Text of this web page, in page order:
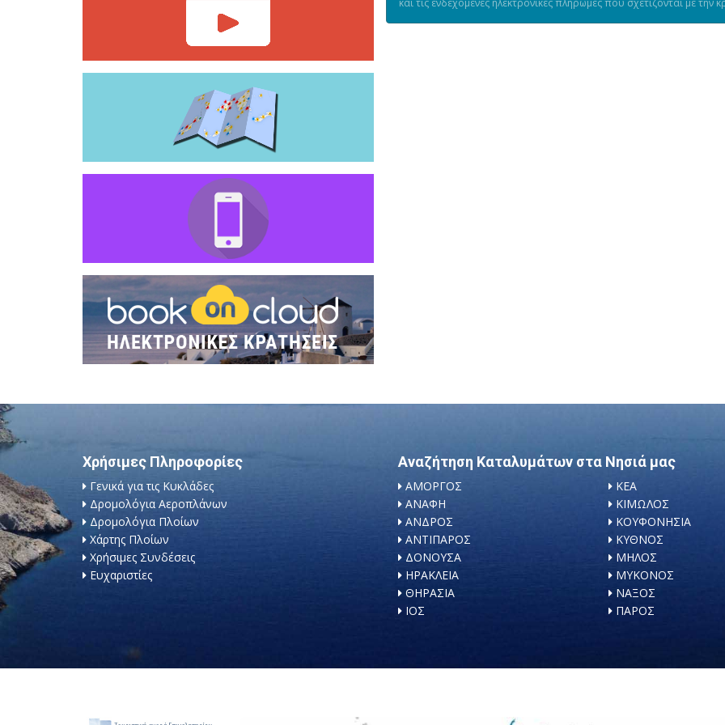
και τις ενδεχόμενες ηλεκτρονικές πληρωμές που σχετίζονται με την
Χρήσιμες Πληροφορίες
Γενικά για τις Κυκλάδες
Δρομολόγια Αεροπλάνων
Δρομολόγια Πλοίων
Χάρτης Πλοίων
Χρήσιμες Συνδέσεις
Ευχαριστίες
Αναζήτηση Καταλυμάτων στα Νησιά μας
ΑΜΟΡΓΟΣ
ΑΝΑΦΗ
ΑΝΔΡΟΣ
ΑΝΤΙΠΑΡΟΣ
ΔΟΝΟΥΣΑ
ΗΡΑΚΛΕΙΑ
ΘΗΡΑΣΙΑ
ΙΟΣ
ΚΕΑ
ΚΙΜΩΛΟΣ
ΚΟΥΦΟΝΗΣΙΑ
ΚΥΘΝΟΣ
ΜΗΛΟΣ
ΜΥΚΟΝΟΣ
ΝΑΞΟΣ
ΠΑΡΟΣ